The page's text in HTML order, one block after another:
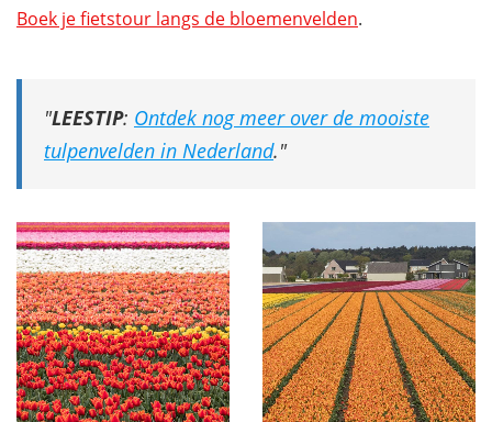
Boek je fietstour langs de bloemenvelden.
LEESTIP: Ontdek nog meer over de mooiste
tulpenvelden in Nederland.